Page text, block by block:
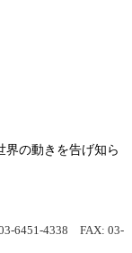
界の動きを告げ知ら
6451-4338 FAX: 03-